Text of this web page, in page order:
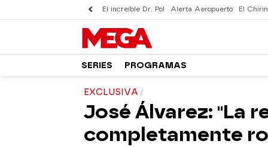
El increíble Dr. Pol Alerta Aeropuerto El
SERIES PROGRAMAS
EXCLUSIVA
José Álvarez: "La
completamente